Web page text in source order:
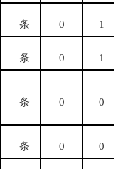
条 0 1
条 0 1
条 0 0
条 0 0